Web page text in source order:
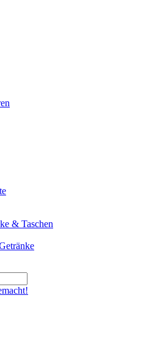
& Taschen